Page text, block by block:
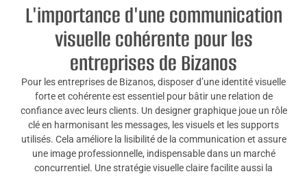
L'importance d'une communication
visuelle cohérente pour les
entreprises de Bizanos
Pour les entreprises de Bizanos, disposer d’une identité visuelle
forte et cohérente est essentiel pour bâtir une relation de
confiance avec leurs clients. Un designer graphique joue un rôle
clé en harmonisant les messages, les visuels et les supports
utilisés. Cela améliore la lisibilité de la communication et assure
une image professionnelle, indispensable dans un marché
concurrentiel. Une stratégie visuelle claire facilite aussi la